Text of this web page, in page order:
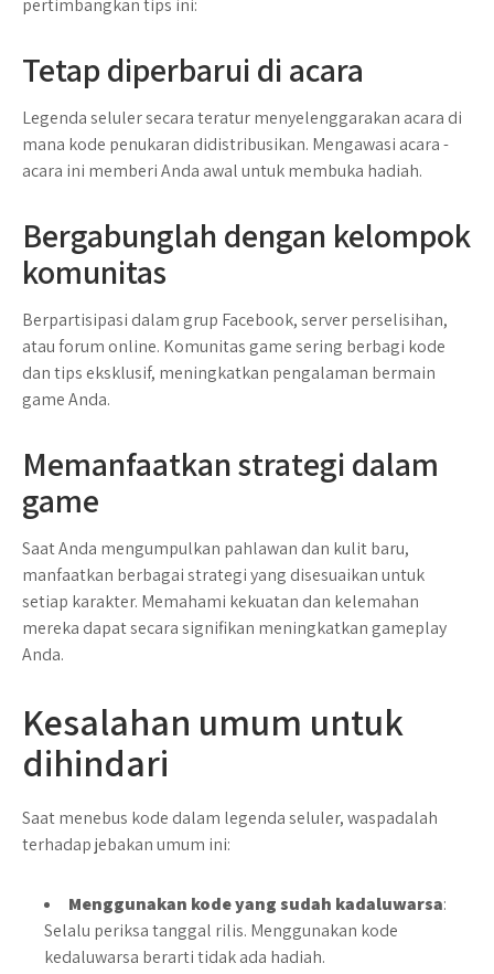
pertimbangkan tips ini:
Tetap diperbarui di acara
Legenda seluler secara teratur menyelenggarakan acara di
mana kode penukaran didistribusikan. Mengawasi acara -
acara ini memberi Anda awal untuk membuka hadiah.
Bergabunglah dengan kelompok
komunitas
Berpartisipasi dalam grup Facebook, server perselisihan,
atau forum online. Komunitas game sering berbagi kode
dan tips eksklusif, meningkatkan pengalaman bermain
game Anda.
Memanfaatkan strategi dalam
game
Saat Anda mengumpulkan pahlawan dan kulit baru,
manfaatkan berbagai strategi yang disesuaikan untuk
setiap karakter. Memahami kekuatan dan kelemahan
mereka dapat secara signifikan meningkatkan gameplay
Anda.
Kesalahan umum untuk
dihindari
Saat menebus kode dalam legenda seluler, waspadalah
terhadap jebakan umum ini:
Menggunakan kode yang sudah kadaluwarsa:
Selalu periksa tanggal rilis. Menggunakan kode
kedaluwarsa berarti tidak ada hadiah.